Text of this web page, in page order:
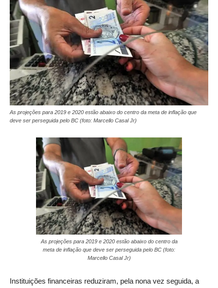
As projeções para 2019 e 2020 estão abaixo do centro da meta de inflação que
deve ser perseguida pelo BC (foto: Marcello Casal Jr)
As projeções para 2019 e 2020 estão abaixo do centro da
meta de inflação que deve ser perseguida pelo BC (foto:
Marcello Casal Jr)
Instituições financeiras reduziram, pela nona vez seguida, a